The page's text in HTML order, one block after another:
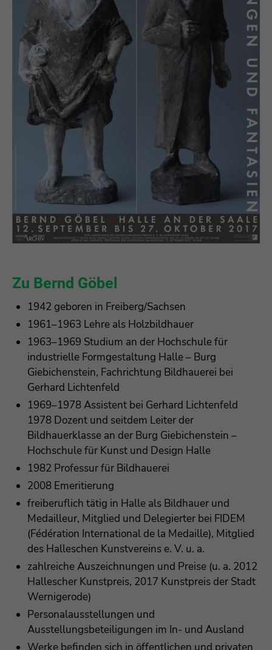
Zu Bernd Göbel
1942 geboren in Freiberg/Sachsen
1961–1963 Lehre als Holzbildhauer
1963–1969 Studium an der Hochschule für
industrielle Formgestaltung Halle – Burg
Giebichenstein, Fachrichtung Bildhauerei bei
Gerhard Lichtenfeld
1969–1978 Assistent bei Gerhard Lichtenfeld
1978 Dozent und seitdem Leiter der
Bildhauerklasse an der Burg Giebichenstein –
Hochschule für Kunst und Design Halle
1982 Professur für Bildhauerei
2008 Emeritierung
freiberuflich tätig in Halle als Bildhauer und
Medailleur, Mitglied und Delegierter bei FIDEM
(Fédération International de la Medaille), Mitglied
des Halleschen Kunstvereins e. V. u. a.
zahlreiche Auszeichnungen und Preise (u. a. 2012
Hallescher Kunstpreis, 2017 Kunstpreis der Stadt
Wernigerode)
Personalausstellungen und
Ausstellungsbeteiligungen im In- und Ausland
Werke befinden sich in öffentlichen und privaten